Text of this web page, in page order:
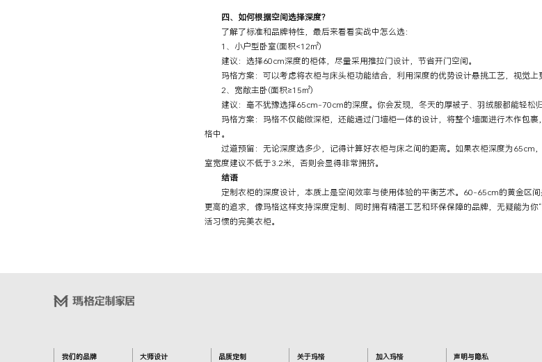
四、如何根据空间选择深度?
了解了标准和品牌特性，最后来看看实战中怎么选：
1、小户型卧室(面积<12㎡)
建议：选择60cm深度的柜体，尽量采用推拉门设计，节省开门空间。
玛格方案：可以考虑将衣柜与床头柜功能结合，利用深度的优势设计悬挑工艺，视觉上
2、宽敞主卧(面积≥15㎡)
建议：毫不犹豫选择65cm-70cm的深度。你会发现，冬天的厚被子、羽绒服都能轻松归
玛格方案：玛格不仅能做深柜，还能通过门墙柜一体的设计，将整个墙面进行木作包裹
格中。
过道预留：无论深度选多少，记得计算好衣柜与床之间的距离。如果衣柜深度为65cm
室宽度建议不低于3.2米，否则会显得非常拥挤。
结语
定制衣柜的深度设计，本质上是空间效率与使用体验的平衡艺术。60-65cm的黄金区间
更高的追求，像玛格这样支持深度定制、同时拥有精湛工艺和环保保障的品牌，无疑能为
活习惯的完美衣柜。
我们的品牌 大师设计 品质定制 关于玛格 加入玛格 声明与隐私